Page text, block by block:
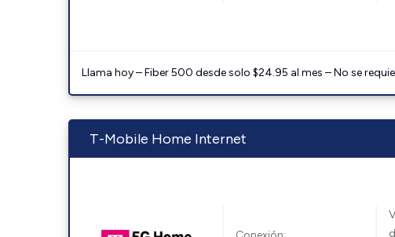
Llama hoy – Fiber 500 desde solo $24.95 al mes – No se
T-Mobile Home Internet